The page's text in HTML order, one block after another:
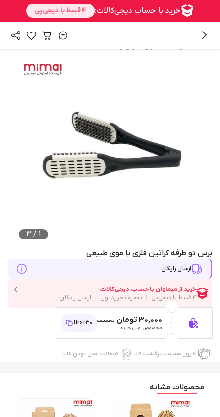
1
/
3
برس دو طرفه کراتین فلزی با موی طبیعی
ارسال رایگان
30,000 تومان تخفیف
مخصوص اولین خرید
first30
۷ روز ضمانت بازگشت کالا ضمانت اصل بودن کالا
محصولات مشابه